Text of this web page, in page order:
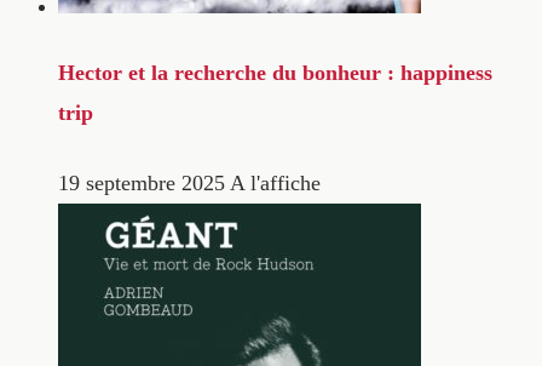
Hector et la recherche du bonheur : happiness
trip
19 septembre 2025 A l'affiche